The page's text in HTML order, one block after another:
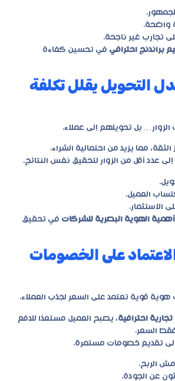
واضحة.
تجارب غير ناجحة.
براندنج احترافي في تحسين كفاءة
التحويل يقلل تكلفة
بل تحويلهم إلى عملاء.
الثقة، مما يزيد من احتمالية الشراء.
عدد أقل من الزوار لتحقيق نفس النتائج.
العميل.
الاستثمار.
أهمية الهوية البصرية للشركات في تحقيق
على الخصومات
هوية قوية تعتمد على السعر لجذب العملاء.
احترافية، يصبح العميل مستعدًا للدفع
السعر.
إلى تقديم خصومات مستمرة.
الربح.
عن الجودة.